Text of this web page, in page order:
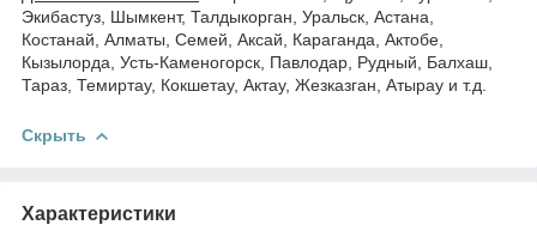
Экибастуз, Шымкент, Талдыкорган, Уральск, Астана,
Костанай, Алматы, Семей, Аксай, Караганда, Актобе,
Кызылорда, Усть-Каменогорск, Павлодар, Рудный, Балхаш,
Тараз, Темиртау, Кокшетау, Актау, Жезказган, Атырау и т.д.
Скрыть
Характеристики